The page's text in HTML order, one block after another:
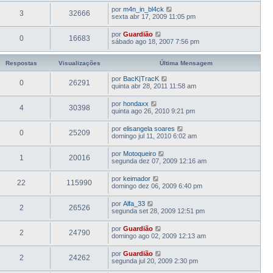
3 32666 por m4n_in_bl4ck
sexta abr 17, 2009 11:05 pm
0 16683 por Guardião
sábado ago 18, 2007 7:56 pm
Respostas Visualizações Última Mensagem
0 26291 por BacK|TracK
quinta abr 28, 2011 11:58 am
4 30398 por hondaxx
quinta ago 26, 2010 9:21 pm
0 25209 por elisangela soares
domingo jul 11, 2010 6:02 am
1 20016 por Motoqueiro
segunda dez 07, 2009 12:16 am
22 115990 por keimador
domingo dez 06, 2009 6:40 pm
2 26526 por Alfa_33
segunda set 28, 2009 12:51 pm
2 24790 por Guardião
domingo ago 02, 2009 12:13 am
2 24262 por Guardião
segunda jul 20, 2009 2:30 pm